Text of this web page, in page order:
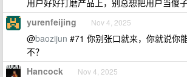
用户好好打磨产品上，别总想把用户当傻
yurenfeijing Nov 4, 2025
@baozijun #71 你别张口就来，你就说你
不？
Hancock Nov 4, 2025